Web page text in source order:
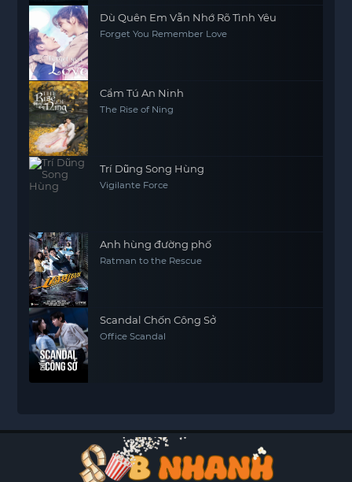
Dù Quên Em Vẫn Nhớ Rõ Tình Yêu
Forget You Remember Love
Cẩm Tú An Ninh
The Rise of Ning
Trí Dũng Song Hùng
Vigilante Force
Anh hùng đường phố
Ratman to the Rescue
Scandal Chốn Công Sở
Office Scandal